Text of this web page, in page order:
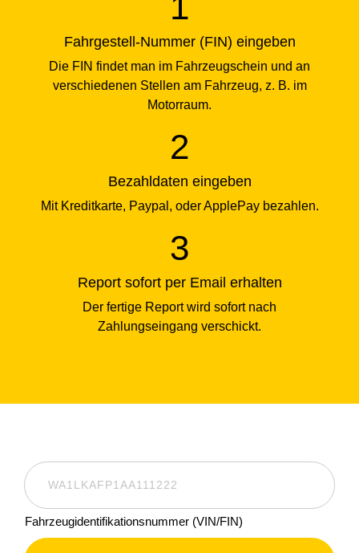
Fahrgestell-Nummer (FIN) eingeben
Die FIN findet man im Fahrzeugschein und an
verschiedenen Stellen am Fahrzeug, z. B. im
Motorraum.
Bezahldaten eingeben
Mit Kreditkarte, Paypal, oder ApplePay bezahlen.
Report sofort per Email erhalten
Der fertige Report wird sofort nach
Zahlungseingang verschickt.
Fahrzeugidentifikationsnummer (VIN/FIN)